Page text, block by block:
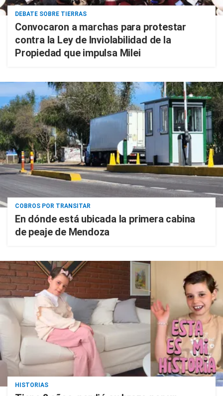
DEBATE SOBRE TIERRAS
Convocaron a marchas para protestar
contra la Ley de Inviolabilidad de la
Propiedad que impulsa Milei
COBROS POR TRANSITAR
En dónde está ubicada la primera cabina
de peaje de Mendoza
HISTORIAS